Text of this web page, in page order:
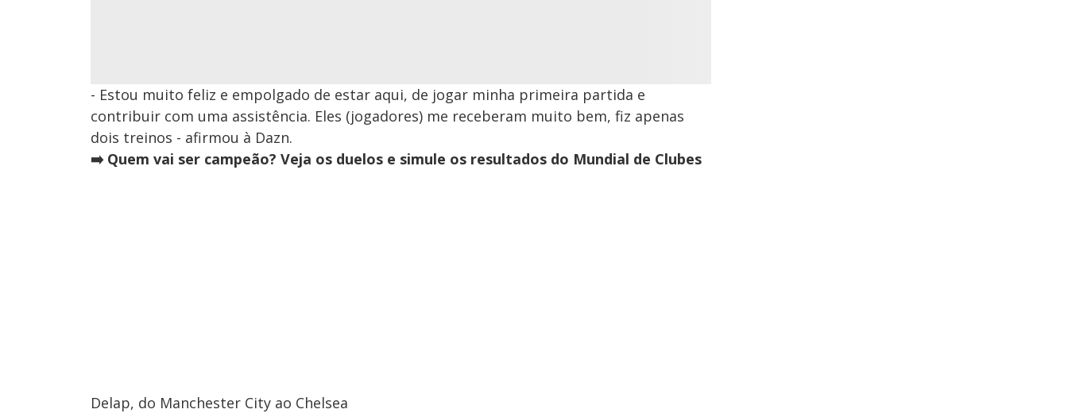
- Estou muito feliz e empolgado de estar aqui, de jogar minha primeira partida e
contribuir com uma assistência. Eles (jogadores) me receberam muito bem, fiz apenas
dois treinos - afirmou à Dazn.
➡️ Quem vai ser campeão? Veja os duelos e simule os resultados do Mundial de Clubes
Delap, do Manchester City ao Chelsea